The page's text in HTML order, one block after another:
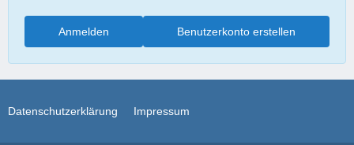
Benutzerkonto erstellen
Anmelden
Datenschutzerklärung Impressum